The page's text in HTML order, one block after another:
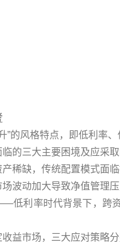
”的风格特点，即低利率
的三大主要困境及应采
稀缺，传统配置模式面临
波动加大导致净值管理压
低利率时代背景下，跨资
益市场，三大应对策略分